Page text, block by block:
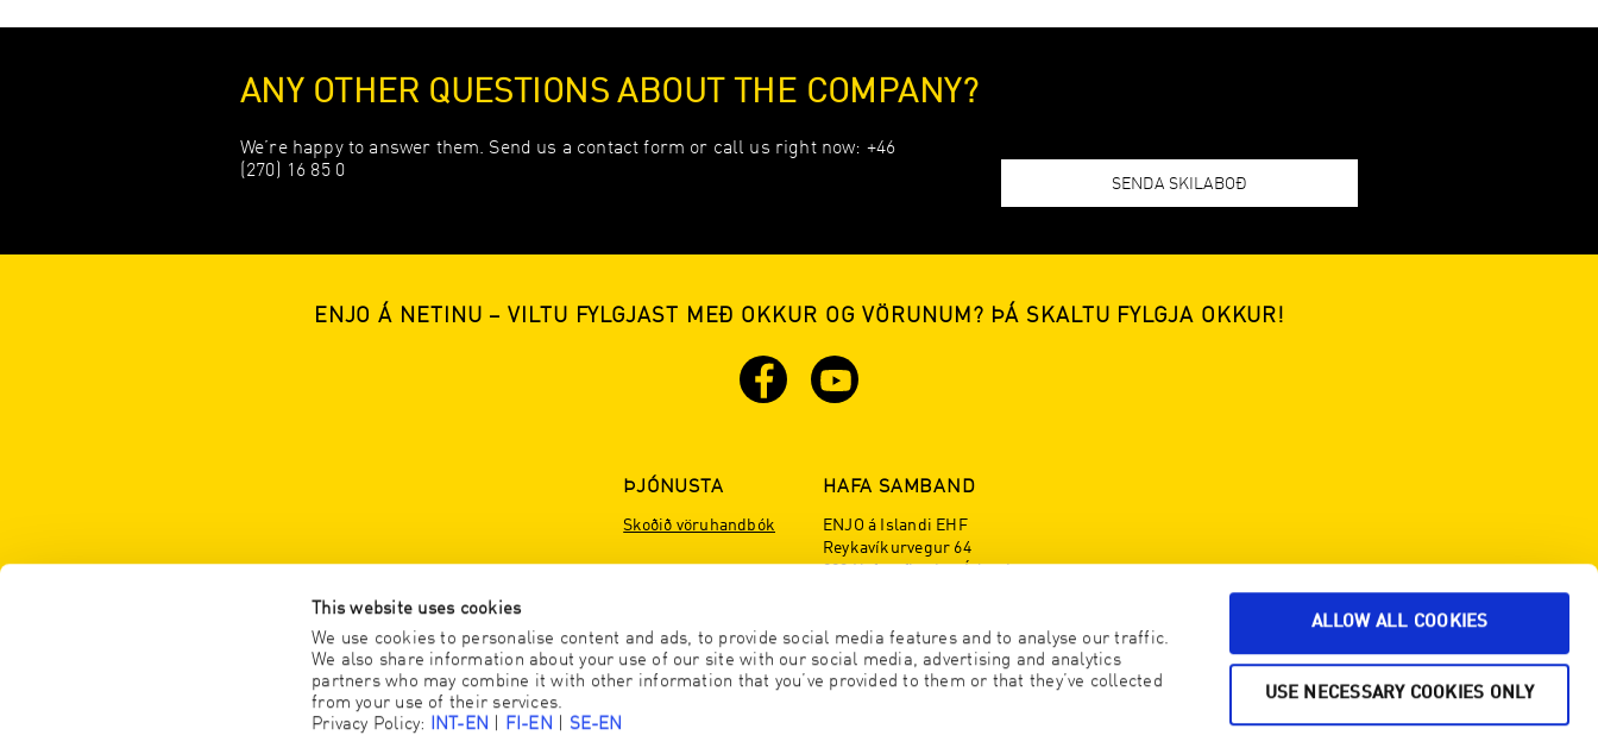
This website uses cookies
We use cookies to personalise content and ads, to provide social media features and to analyse our traffic.
We also share information about your use of our site with our social media, advertising and analytics
partners who may combine it with other information that you’ve provided to them or that they’ve collected
from your use of their services.
Privacy Policy: INT-EN FI-EN SE-EN
ALLOW ALL COOKIES
USE NECESSARY COOKIES ONLY
ANY OTHER QUESTIONS ABOUT THE COMPANY?
We’re happy to answer them. Send us a contact form or call us right now: +46
(270) 16 85 0
SENDA SKILABOÐ
ENJO Á NETINU – VILTU FYLGJAST MEÐ OKKUR OG VÖRUNUM? ÞÁ SKALTU FYLGJA OKKUR!
ÞJÓNUSTA
Skoðið vöruhandbók
HAFA SAMBAND
ENJO á Islandi EHF
Reykavíkurvegur 64
220 Hafnarfjördur, Ísland
office@is.enjo.com